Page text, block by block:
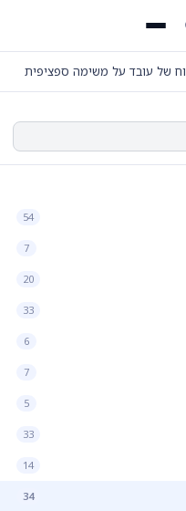
של עובד על משימה ספציפית
54
7
20
33
6
7
5
33
14
34